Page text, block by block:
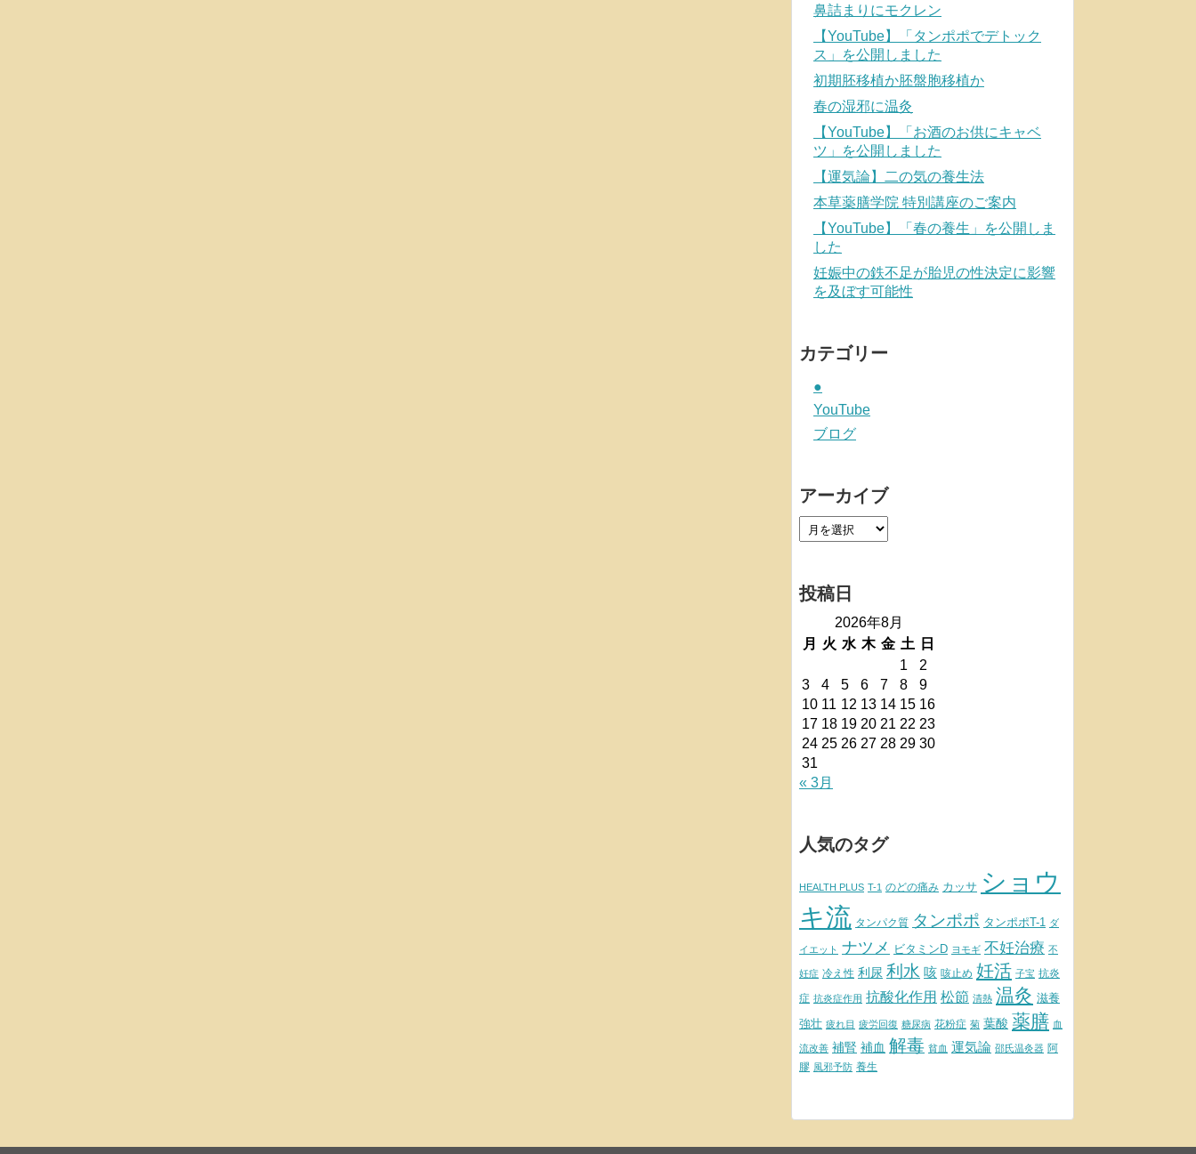
鼻詰まりにモクレン
【YouTube】「タンポポでデトック
ス」を公開しました
初期胚移植か胚盤胞移植か
春の湿邪に温灸
【YouTube】「お酒のお供にキャベ
ツ」を公開しました
【運気論】二の気の養生法
本草薬膳学院 特別講座のご案内
【YouTube】「春の養生」を公開しま
した
妊娠中の鉄不足が胎児の性決定に影響
を及ぼす可能性
カテゴリー
●
YouTube
ブログ
アーカイブ
投稿日
2026年8月
月
火 水 木 金 土
日
1
2
3
4 5 6 7 8
9
10 11 12 13 14 15 16
17 18 19 20 21 22 23
24 25 26 27 28 29 30
31
« 3月
人気のタグ
HEALTH PLUS T-1 のどの痛み カッサ ショウ
キ流 タンパク質 タンポポ タンポポT-1 ダ
イエット ナツメ ビタミンD ヨモギ 不妊治療 不
妊症 冷え性 利尿 利水 咳 咳止め 妊活 子宝 抗炎
症 抗炎症作用 抗酸化作用 松節 清熱 温灸 滋養
強壮 疲れ目 疲労回復 糖尿病 花粉症 菊 葉酸 薬膳 血
流改善 補腎 補血 解毒 貧血 運気論 邵氏温灸器 阿
膠 風邪予防 養生